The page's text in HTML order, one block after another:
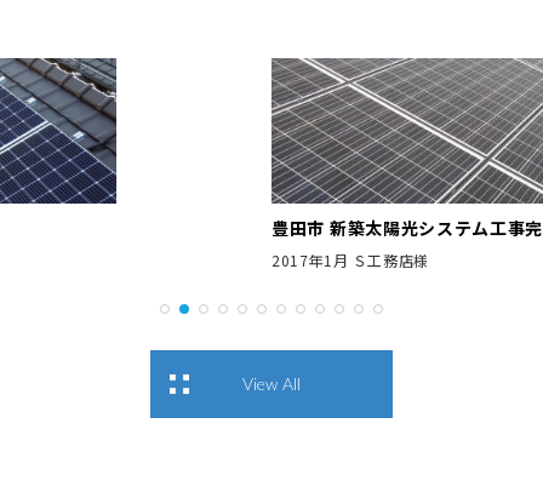
豊田市 新築太陽光システム工事完了
View All